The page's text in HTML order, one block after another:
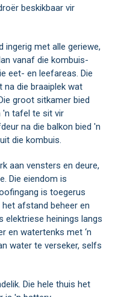
beskikbaar vir
ingerig met alle geriewe,
vanaf die kombuis-
eet- en leefareas. Die
na die braaiplek wat
groot sitkamer bied
'n tafel te sit vir
na die balkon bied 'n
die kombuis.
aan vensters en deure,
Die eiendom is
is toegerus
afstand beheer en
elektriese heinings langs
en watertenks met ‘n
water te verseker, selfs
Die hele thuis het